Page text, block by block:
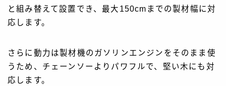
と組み替えて設置でき、最大150cmまでの製材幅に対
応します。
さらに動力は製材機のガソリンエンジンをそのまま使
うため、チェーンソーよりパワフルで、堅い木にも対
応します。